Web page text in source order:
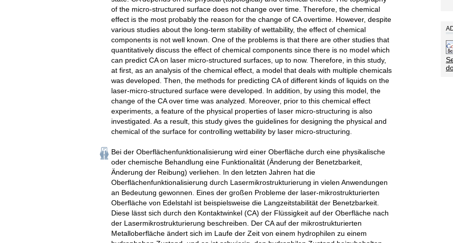
of the micro-structured surface does not change over time. Therefore, the chemical
effect is the most probably the reason for the change of CA overtime. However, despite
various studies about the long-term stability of wettability, the effect of chemical
components is not well known. One of the problems is that there are other studies that
quantitatively discuss the effect of chemical components since there is no model which
can predict CA on laser micro-structured surfaces, up to now. Therefore, in this study,
at first, as an analysis of the chemical effect, a model that deals with multiple chemicals
was developed. Then, the methods for predicting CA of different kinds of liquids on the
laser-micro-structured surface were developed. In addition, by using this model, the
change of the CA over time was analyzed. Moreover, prior to this chemical effect
experiments, a feature of the physical properties of laser micro-structuring is also
investigated. As a result, this study gives the guidelines for designing the physical and
chemical of the surface for controlling wettability by laser micro-structuring.
Bei der Oberflächenfunktionalisierung wird einer Oberfläche durch eine physikalische
oder chemische Behandlung eine Funktionalität (Änderung der Benetzbarkeit,
Änderung der Reibung) verliehen. In den letzten Jahren hat die
Oberflächenfunktionalisierung durch Lasermikrostrukturierung in vielen Anwendungen
an Bedeutung gewonnen. Eines der großen Probleme der laser-mikrostrukturierten
Oberfläche von Edelstahl ist beispielsweise die Langzeitstabilität der Benetzbarkeit.
Diese lässt sich durch den Kontaktwinkel (CA) der Flüssigkeit auf der Oberfläche nach
der Lasermikrostrukturierung beschreiben. Der CA auf der mikrostrukturierten
Metalloberfläche ändert sich im Laufe der Zeit von einem hydrophilen zu einem